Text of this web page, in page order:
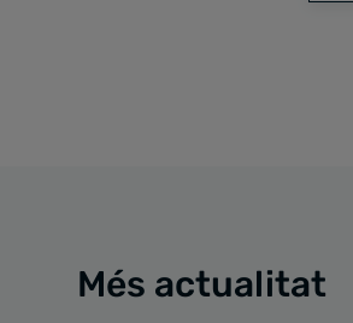
Més actualitat